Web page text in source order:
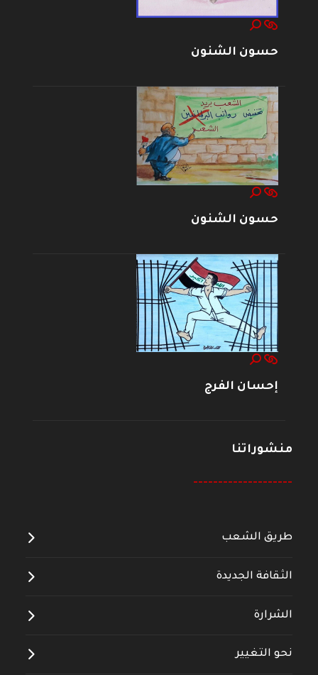
حسون الشنون
حسون الشنون
إحسان الفرج
منشوراتنا
--------------------
طريق الشعب
الثقافة الجديدة
الشرارة
نحو التغيير